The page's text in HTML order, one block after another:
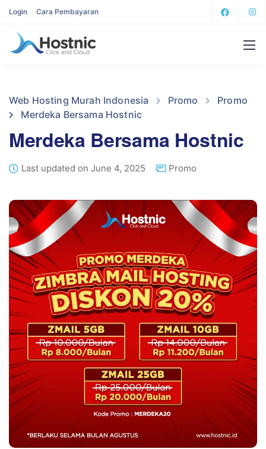
Login Cara Pembayaran
Web Hosting Murah Indonesia Promo
Promo
Merdeka Bersama Hostnic
Merdeka Bersama Hostnic
Last updated on June 4, 2025 Promo